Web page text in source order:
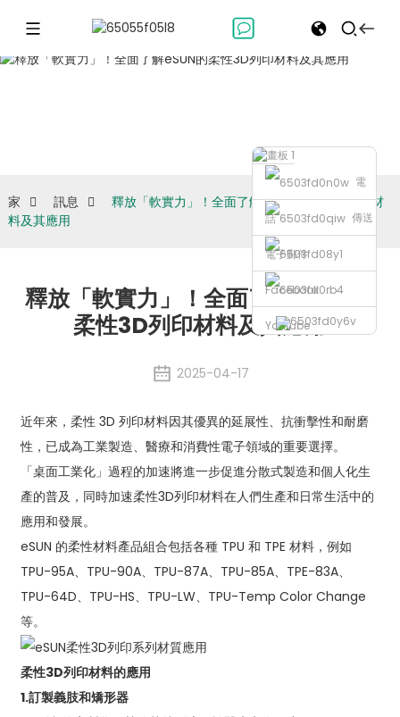
電
話 傳送
電子郵件
Facebook
Youtube
家 訊息
釋放「軟實力」！全面了解eSUN的柔性3D列印材
料及其應用
釋放「軟實力」！全面了解eSUN的
柔性3D列印材料及其應用
2025-04-17
近年來，柔性 3D 列印材料因其優異的延展性、抗衝擊性和耐磨
性，已成為工業製造、醫療和消費性電子領域的重要選擇。
「桌面工業化」過程的加速將進一步促進分散式製造和個人化生
產的普及，同時加速柔性3D列印材料在人們生產和日常生活中的
應用和發展。
eSUN 的柔性材料產品組合包括各種 TPU 和 TPE 材料，例如
TPU-95A、TPU-90A、TPU-87A、TPU-85A、TPE-83A、
TPU-64D、TPU-HS、TPU-LW、TPU-Temp Color Change
等。
柔性3D列印材料的應用
1.訂製義肢和矯形器